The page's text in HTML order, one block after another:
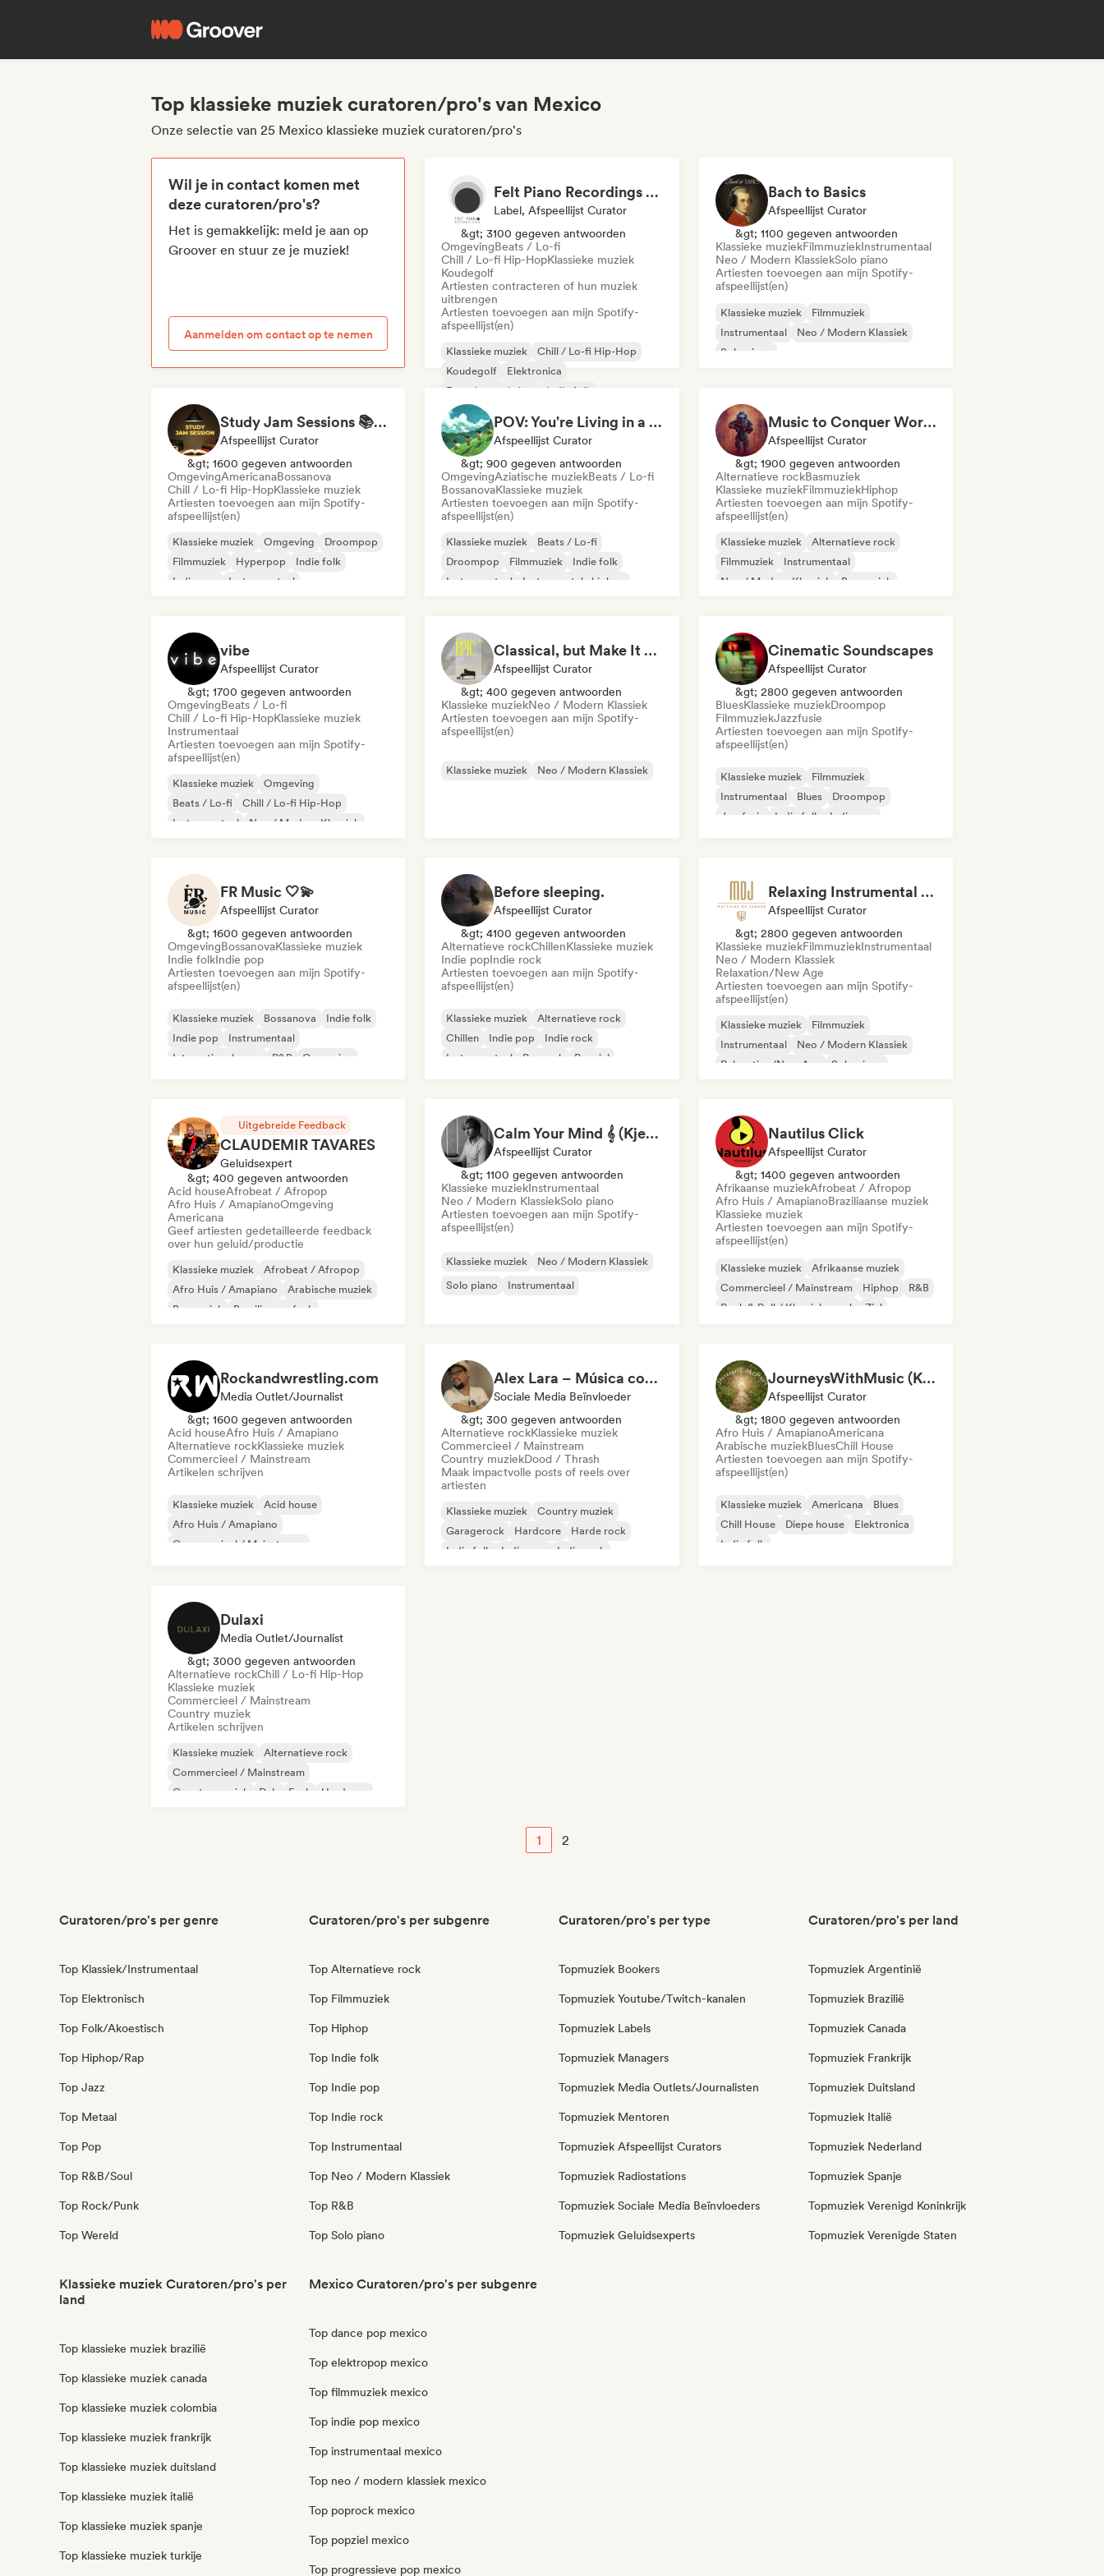
Top klassieke muziek curatoren/pro's van Mexico
Onze selectie van 25 Mexico klassieke muziek curatoren/pro's
Wil je in contact komen met
deze curatoren/pro's?
Het is gemakkelijk: meld je aan op
Groover en stuur ze je muziek!
Aanmelden om contact op te nemen
Felt Piano Recordings (label, playlists)
Label, Afspeellijst Curator
&gt; 3100 gegeven antwoorden
OmgevingBeats / Lo-fi
Chill / Lo-fi Hip-HopKlassieke muziek
Koudegolf
Artiesten contracteren of hun muziek
uitbrengen
Artiesten toevoegen aan mijn Spotify-
afspeellijst(en)
Klassieke muziek
Chill / Lo-fi Hip-Hop
Koudegolf
Elektronica
Experimentele jazz
Indie folk
Instrumentaal
Bach to Basics
Afspeellijst Curator
&gt; 1100 gegeven antwoorden
Klassieke muziekFilmmuziekInstrumentaal
Neo / Modern KlassiekSolo piano
Artiesten toevoegen aan mijn Spotify-
afspeellijst(en)
Klassieke muziek
Filmmuziek
Instrumentaal
Neo / Modern Klassiek
Solo piano
Study Jam Sessions 📚 Indie Folk, Dream Pop & Singer-Songwriter
Afspeellijst Curator
&gt; 1600 gegeven antwoorden
OmgevingAmericanaBossanova
Chill / Lo-fi Hip-HopKlassieke muziek
Artiesten toevoegen aan mijn Spotify-
afspeellijst(en)
Klassieke muziek Omgeving
Droompop
Filmmuziek
Hyperpop
Indie folk
Indie pop
Instrumentaal
POV: You're Living in a Studio Ghibli Movie 🌱 Neo-Classical Piano & Dream Pop
Afspeellijst Curator
&gt; 900 gegeven antwoorden
OmgevingAziatische muziekBeats / Lo-fi
BossanovaKlassieke muziek
Artiesten toevoegen aan mijn Spotify-
afspeellijst(en)
Klassieke muziek
Beats / Lo-fi
Droompop
Filmmuziek
Indie folk
Instrumentaal
Instrumentale hiphop
Music to Conquer Worlds To ⚔️ Epic Orchestral, Cinematic & Trailer Music
Afspeellijst Curator
&gt; 1900 gegeven antwoorden
Alternatieve rockBasmuziek
Klassieke muziekFilmmuziekHiphop
Artiesten toevoegen aan mijn Spotify-
afspeellijst(en)
Klassieke muziek
Alternatieve rock
Filmmuziek
Instrumentaal
Neo / Modern Klassiek
Basmuziek
vibe
Afspeellijst Curator
&gt; 1700 gegeven antwoorden
OmgevingBeats / Lo-fi
Chill / Lo-fi Hip-HopKlassieke muziek
Instrumentaal
Artiesten toevoegen aan mijn Spotify-
afspeellijst(en)
Klassieke muziek
Omgeving
Beats / Lo-fi
Chill / Lo-fi Hip-Hop
Instrumentaal
Neo / Modern Klassiek
Classical, but Make It Epic
Afspeellijst Curator
&gt; 400 gegeven antwoorden
Klassieke muziekNeo / Modern Klassiek
Artiesten toevoegen aan mijn Spotify-
afspeellijst(en)
Klassieke muziek Neo / Modern Klassiek
Cinematic Soundscapes
Afspeellijst Curator
&gt; 2800 gegeven antwoorden
BluesKlassieke muziekDroompop
FilmmuziekJazzfusie
Artiesten toevoegen aan mijn Spotify-
afspeellijst(en)
Klassieke muziek
Filmmuziek
Instrumentaal
Blues
Droompop
Jazzfusie
Indie folk Indie pop
FR Music 🤍💫
Afspeellijst Curator
&gt; 1600 gegeven antwoorden
OmgevingBossanovaKlassieke muziek
Indie folkIndie pop
Artiesten toevoegen aan mijn Spotify-
afspeellijst(en)
Klassieke muziek Bossanova
Indie folk
Indie pop
Instrumentaal
Internationale pop
R&B Omgeving
Before sleeping.
Afspeellijst Curator
&gt; 4100 gegeven antwoorden
Alternatieve rockChillenKlassieke muziek
Indie popIndie rock
Artiesten toevoegen aan mijn Spotify-
afspeellijst(en)
Klassieke muziek
Alternatieve rock
Chillen
Indie pop
Indie rock
Instrumentaal
Poprock Popziel
Relaxing Instrumental (MDJ Matthias De Jaeger)
Afspeellijst Curator
&gt; 2800 gegeven antwoorden
Klassieke muziekFilmmuziekInstrumentaal
Neo / Modern Klassiek
Relaxation/New Age
Artiesten toevoegen aan mijn Spotify-
afspeellijst(en)
Klassieke muziek
Filmmuziek
Instrumentaal
Neo / Modern Klassiek
Relaxation/New Age
Solo piano
Uitgebreide Feedback
CLAUDEMIR TAVARES
Geluidsexpert
&gt; 400 gegeven antwoorden
Acid houseAfrobeat / Afropop
Afro Huis / AmapianoOmgeving
Americana
Geef artiesten gedetailleerde feedback
over hun geluid/productie
Klassieke muziek
Afrobeat / Afropop
Afro Huis / Amapiano
Arabische muziek
Basmuziek
Braziliaanse funk
Calm Your Mind 𝄞 (Kjell Sønksen)
Afspeellijst Curator
&gt; 1100 gegeven antwoorden
Klassieke muziekInstrumentaal
Neo / Modern KlassiekSolo piano
Artiesten toevoegen aan mijn Spotify-
afspeellijst(en)
Klassieke muziek
Neo / Modern Klassiek
Solo piano
Instrumentaal
Nautilus Click
Afspeellijst Curator
&gt; 1400 gegeven antwoorden
Afrikaanse muziekAfrobeat / Afropop
Afro Huis / AmapianoBraziliaanse muziek
Klassieke muziek
Artiesten toevoegen aan mijn Spotify-
afspeellijst(en)
Klassieke muziek
Afrikaanse muziek
Commercieel / Mainstream
Hiphop
R&B
Rock & Roll / Klassieke rock
Ziel
Rockandwrestling.com
Media Outlet/Journalist
&gt; 1600 gegeven antwoorden
Acid houseAfro Huis / Amapiano
Alternatieve rockKlassieke muziek
Commercieel / Mainstream
Artikelen schrijven
Klassieke muziek
Acid house
Afro Huis / Amapiano
Commercieel / Mainstream
Alex Lara – Música con historia y emociones
Sociale Media Beïnvloeder
&gt; 300 gegeven antwoorden
Alternatieve rockKlassieke muziek
Commercieel / Mainstream
Country muziekDood / Thrash
Maak impactvolle posts of reels over
artiesten
Klassieke muziek
Country muziek
Garagerock
Hardcore
Harde rock
Indie folk
Indie pop Indie rock
JourneysWithMusic (Katja)
Afspeellijst Curator
&gt; 1800 gegeven antwoorden
Afro Huis / AmapianoAmericana
Arabische muziekBluesChill House
Artiesten toevoegen aan mijn Spotify-
afspeellijst(en)
Klassieke muziek Americana
Blues
Chill House
Diepe house
Elektronica
Indie folk
Dulaxi
Media Outlet/Journalist
&gt; 3000 gegeven antwoorden
Alternatieve rockChill / Lo-fi Hip-Hop
Klassieke muziek
Commercieel / Mainstream
Country muziek
Artikelen schrijven
Klassieke muziek
Alternatieve rock
Commercieel / Mainstream
Country muziek
Dub Funk
Hardcore
1 2
Curatoren/pro's per genre
Top Klassiek/Instrumentaal
Top Elektronisch
Top Folk/Akoestisch
Top Hiphop/Rap
Top Jazz
Top Metaal
Top Pop
Top R&B/Soul
Top Rock/Punk
Top Wereld
Curatoren/pro's per subgenre
Top Alternatieve rock
Top Filmmuziek
Top Hiphop
Top Indie folk
Top Indie pop
Top Indie rock
Top Instrumentaal
Top Neo / Modern Klassiek
Top R&B
Top Solo piano
Curatoren/pro's per type
Topmuziek Bookers
Topmuziek Youtube/Twitch-kanalen
Topmuziek Labels
Topmuziek Managers
Topmuziek Media Outlets/Journalisten
Topmuziek Mentoren
Topmuziek Afspeellijst Curators
Topmuziek Radiostations
Topmuziek Sociale Media Beïnvloeders
Topmuziek Geluidsexperts
Curatoren/pro's per land
Topmuziek Argentinië
Topmuziek Brazilië
Topmuziek Canada
Topmuziek Frankrijk
Topmuziek Duitsland
Topmuziek Italië
Topmuziek Nederland
Topmuziek Spanje
Topmuziek Verenigd Koninkrijk
Topmuziek Verenigde Staten
Klassieke muziek Curatoren/pro's per
land
Top klassieke muziek brazilië
Top klassieke muziek canada
Top klassieke muziek colombia
Top klassieke muziek frankrijk
Top klassieke muziek duitsland
Top klassieke muziek italië
Top klassieke muziek spanje
Top klassieke muziek turkije
Mexico Curatoren/pro's per subgenre
Top dance pop mexico
Top elektropop mexico
Top filmmuziek mexico
Top indie pop mexico
Top instrumentaal mexico
Top neo / modern klassiek mexico
Top poprock mexico
Top popziel mexico
Top progressieve pop mexico